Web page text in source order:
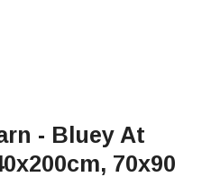
- Bluey At
70x90